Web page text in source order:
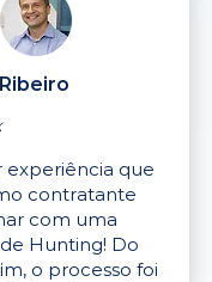
experiência que
contratante
com uma
Hunting! Do
o processo foi